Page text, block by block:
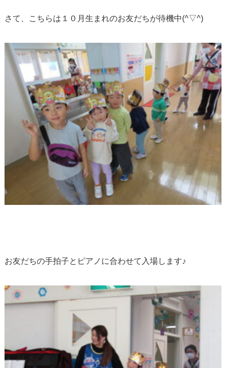
さて、こちらは１０月生まれのお友だちが待機中(^▽^)
お友だちの手拍子とピアノに合わせて入場します♪